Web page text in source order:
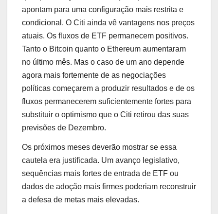
apontam para uma configuração mais restrita e
condicional. O Citi ainda vê vantagens nos preços
atuais. Os fluxos de ETF permanecem positivos.
Tanto o Bitcoin quanto o Ethereum aumentaram
no último mês. Mas o caso de um ano depende
agora mais fortemente de as negociações
políticas começarem a produzir resultados e de os
fluxos permanecerem suficientemente fortes para
substituir o optimismo que o Citi retirou das suas
previsões de Dezembro.
Os próximos meses deverão mostrar se essa
cautela era justificada. Um avanço legislativo,
sequências mais fortes de entrada de ETF ou
dados de adoção mais firmes poderiam reconstruir
a defesa de metas mais elevadas.